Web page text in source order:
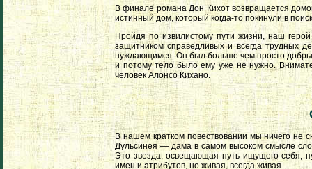
В финале романа Дон Кихот возвращается
истинный дом, который когда-то покинули в
Пройдя по извилистому пути жизни, наш
защитником справедливых и всегда трудных
нуждающимся. Он был больше чем просто
и потому тело было ему уже не нужно.
человек Алонсо Кихано.
В нашем кратком повествовании мы ничего не
Дульсинея — дама в самом высоком смысле
Это звезда, освещающая путь ищущего себя,
имен и атрибутов, но живая, всегда живая.